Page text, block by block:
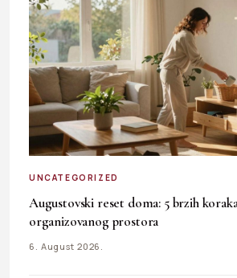
UNCATEGORIZED
Augustovski reset doma: 5 brzih
organizovanog prostora
6. August 2026.